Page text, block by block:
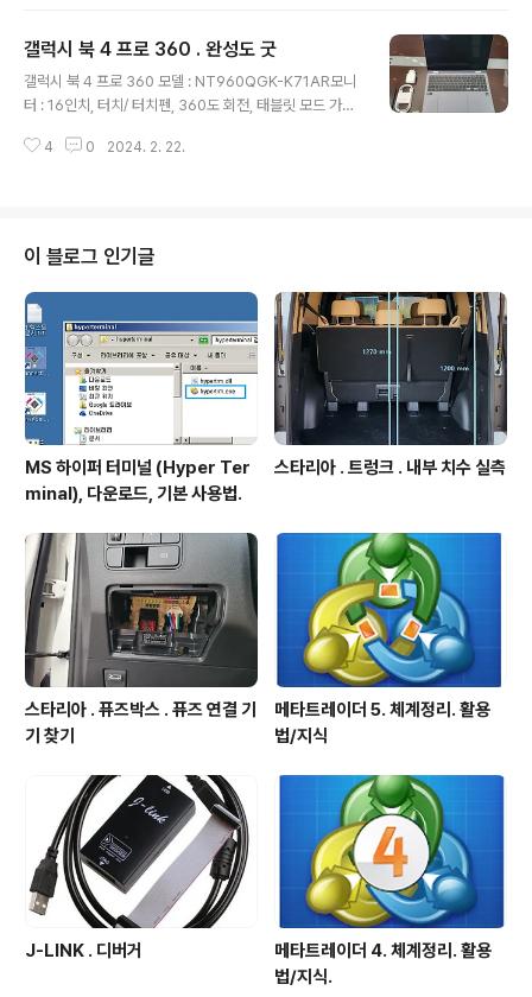
K COUPANG www.coupang.com 종이질감 액정 보
호 필름만 별매중. - 종이 질감 액정 필름만 먼저 구입. 알럽
스킨 갤럭시북4 프로 360 16인치 종이질감 액정보호필름
보호 필름 부착 방법 연관 갤럭시 북 4 프로 360 . 완성도
갤럭시 북 4 프로 360 . 완성도 굿
갤럭시 북 4 프로 360 모델 : NT960QGK-K71AR모니
터 : 16인치, 터치/ 터치펜, 360도 회전, 태블릿 모드 가능.
1Tbyte. 운영체제 : win 11 Home 주활용 : 코딩 & 형상
32GB)COUPANGwww.coupang.com 포장 , 구성품
키보드 , 터치 패드 충전기 규격 - 220V 입력 , 출력 USB-
C 최대 20V 3.25A (=65W) 설정노트..
4 0 2024. 2. 22.
이 블로그 인기글
MS 하이퍼 터미널 (Hyper Ter
minal), 다운로드, 기본 사용법.
스타리아 . 트렁크 . 내부 치수 실측
스타리아 . 퓨즈박스 . 퓨즈 연결 기
기 찾기
메타트레이더 5. 체계정리. 활용
법/지식
J-LINK . 디버거
메타트레이더 4. 체계정리. 활용
법/지식.